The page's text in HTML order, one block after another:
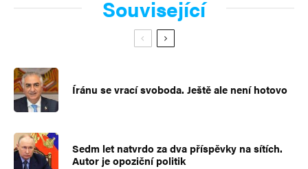
Související
Íránu se vrací svoboda. Ještě ale není hotovo
Sedm let natvrdo za dva příspěvky na sítích.
Autor je opoziční politik